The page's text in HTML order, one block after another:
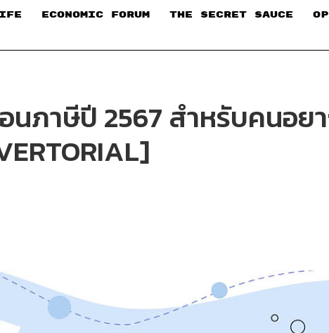
ECONOMIC FORUM THE SECRET SAUCE​
ภาษีปี 2567 สำหรับคนอย